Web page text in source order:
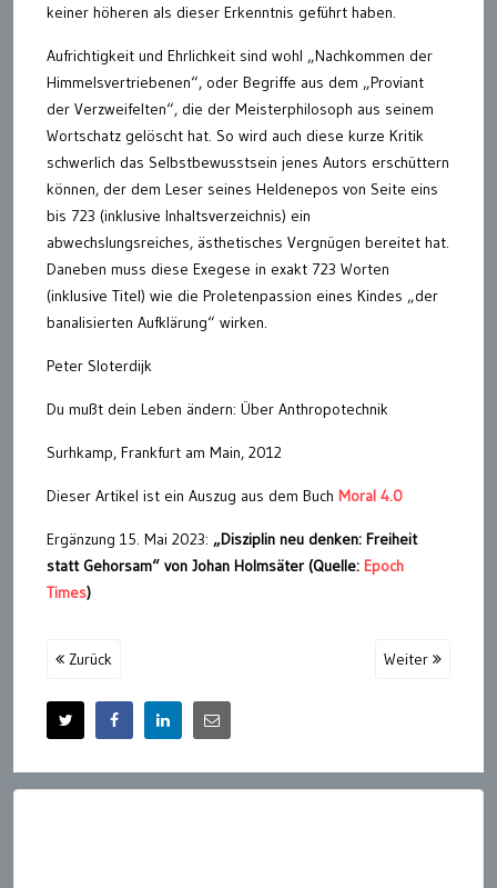
keiner höheren als dieser Erkenntnis geführt haben.
Aufrichtigkeit und Ehrlichkeit sind wohl „Nachkommen der
Himmelsvertriebenen“, oder Begriffe aus dem „Proviant
der Verzweifelten“, die der Meisterphilosoph aus seinem
Wortschatz gelöscht hat. So wird auch diese kurze Kritik
schwerlich das Selbstbewusstsein jenes Autors erschüttern
können, der dem Leser seines Heldenepos von Seite eins
bis 723 (inklusive Inhaltsverzeichnis) ein
abwechslungsreiches, ästhetisches Vergnügen bereitet hat.
Daneben muss diese Exegese in exakt 723 Worten
(inklusive Titel) wie die Proletenpassion eines Kindes „der
banalisierten Aufklärung“ wirken.
Peter Sloterdijk
Du mußt dein Leben ändern: Über Anthropotechnik
Surhkamp, Frankfurt am Main, 2012
Dieser Artikel ist ein Auszug aus dem Buch Moral 4.0
Ergänzung 15. Mai 2023: „Disziplin neu denken: Freiheit
statt Gehorsam“ von Johan Holmsäter (Quelle: Epoch
Times)
Zurück Weiter